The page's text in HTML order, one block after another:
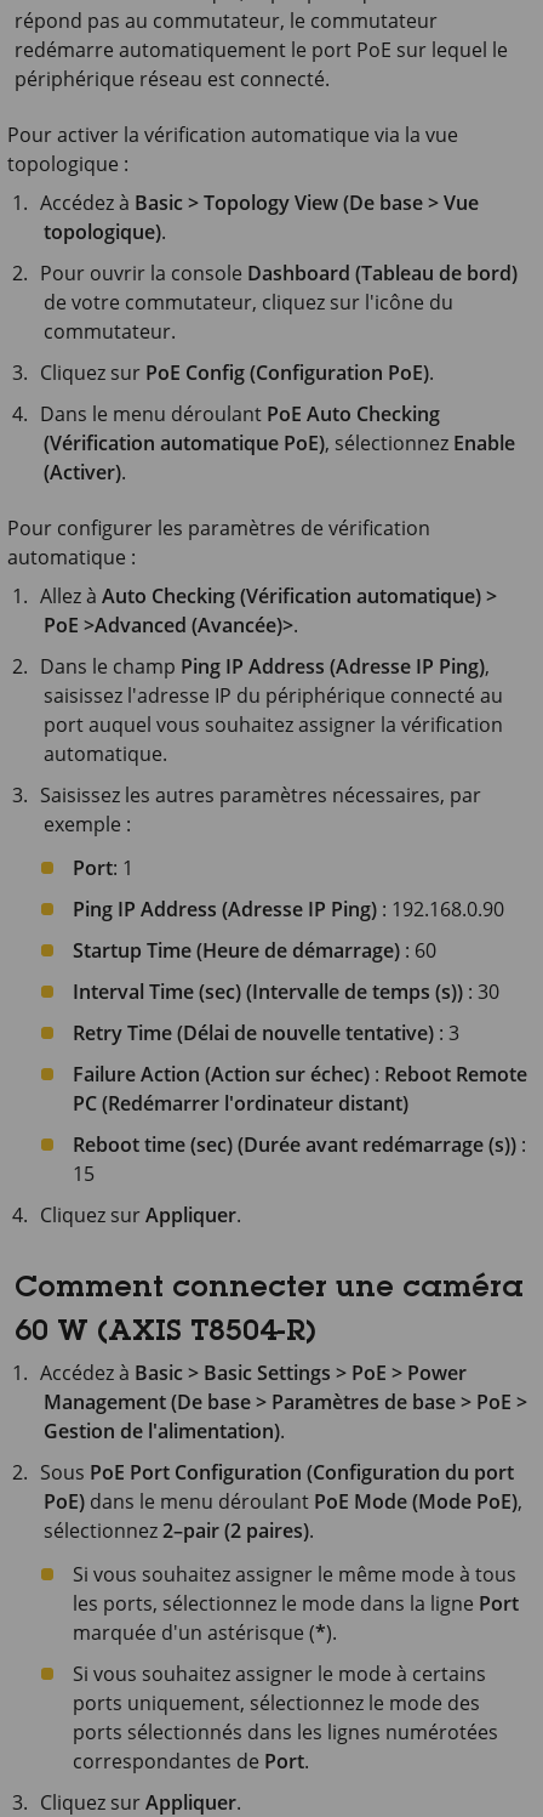
répond pas au commutateur, le commutateur
redémarre automatiquement le port PoE sur lequel le
périphérique réseau est connecté.
Pour activer la vérification automatique via la vue
topologique :
Accédez à Basic > Topology View (De base > Vue
topologique).
Pour ouvrir la console Dashboard (Tableau de bord)
de votre commutateur, cliquez sur l'icône du
commutateur.
Cliquez sur PoE Config (Configuration PoE).
Dans le menu déroulant PoE Auto Checking
(Vérification automatique PoE), sélectionnez Enable
(Activer).
Pour configurer les paramètres de vérification
automatique :
Allez àAuto Checking (Vérification automatique) >
PoE >Advanced (Avancée)>.
Dans le champ Ping IP Address (Adresse IP Ping),
saisissez l'adresse IP du périphérique connecté au
port auquel vous souhaitez assigner la vérification
automatique.
Saisissez les autres paramètres nécessaires, par
exemple :
Port: 1
Ping IP Address (Adresse IP Ping) : 192.168.0.90
Startup Time (Heure de démarrage) : 60
Interval Time (sec) (Intervalle de temps (s)) : 30
Retry Time (Délai de nouvelle tentative) : 3
Failure Action (Action sur échec) : Reboot Remote
PC (Redémarrer l'ordinateur distant)
Reboot time (sec) (Durée avant redémarrage (s)) :
15
Cliquez surAppliquer.
Comment connecter une caméra
60 W (AXIS T8504-R)
Accédez à Basic > Basic Settings > PoE > Power
Management (De base > Paramètres de base > PoE >
Gestion de l'alimentation).
Sous PoE Port Configuration (Configuration du port
PoE) dans le menu déroulant PoE Mode (Mode PoE),
sélectionnez2–pair (2 paires).
Si vous souhaitez assigner le même mode à tous
les ports, sélectionnez le mode dans la ligne Port
marquée d'un astérisque (*).
Si vous souhaitez assigner le mode à certains
ports uniquement, sélectionnez le mode des
ports sélectionnés dans les lignes numérotées
correspondantes de Port.
Cliquez surAppliquer.